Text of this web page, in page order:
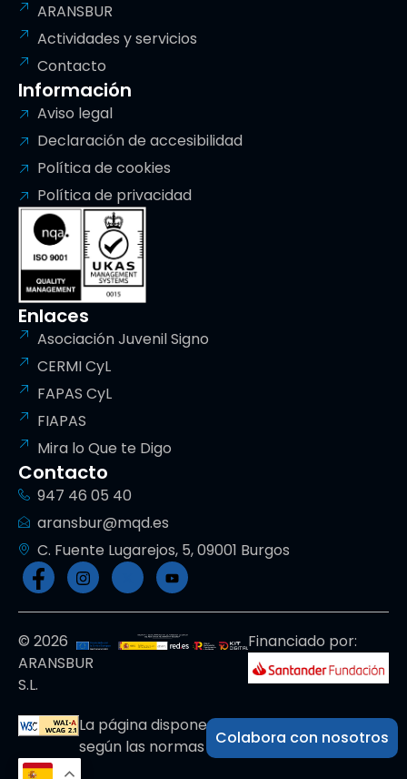
ARANSBUR
Actividades y servicios
Contacto
Información
Aviso legal
Declaración de accesibilidad
Política de cookies
Política de privacidad
Enlaces
Asociación Juvenil Signo
CERMI CyL
FAPAS CyL
FIAPAS
Mira lo Que te Digo
Contacto
947 46 05 40
aransbur@mqd.es
C. Fuente Lugarejos, 5, 09001 Burgos
Colabora con nosotros
© 2026
ARANSBUR
S.L.
Financiado por:
La página dispone de código accesible
según las normas dictadas por la W3C